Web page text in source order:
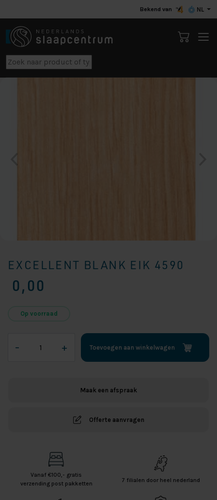
Bekend van NL
EXCELLENT BLANK EIK 4590
0,00
Op voorraad
–
Blank
+ Toevoegen aan winkelwagen
Maak een afspraak
Offerte aanvragen
Vanaf €100,- gratis
verzending post pakketten
7 filialen door heel nederland